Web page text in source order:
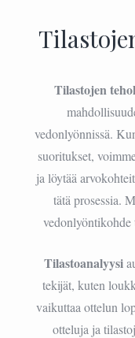
Tilastojen
vedonlyönnissä.
suoritukset,
ja löytää
tätä prosessia.
Tilastoanalyysi
tekijät, kuten
vaikuttaa ottelun
otteluja ja